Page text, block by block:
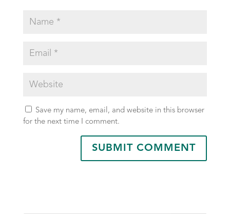
Save my name, email, and website in this browser
for the next time I comment.